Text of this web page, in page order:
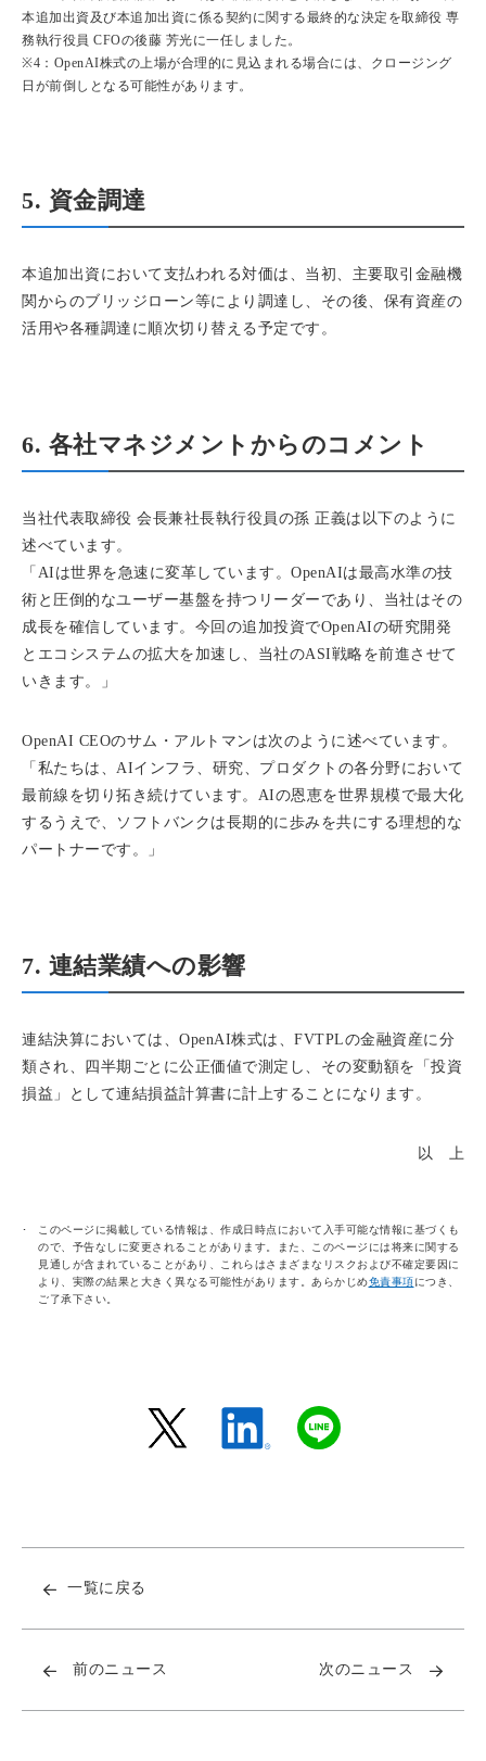
本追加出資及び本追加出資に係る契約に関する最終的な決定を取締役 専
務執行役員 CFOの後藤 芳光に一任しました。
※4：OpenAI株式の上場が合理的に見込まれる場合には、クロージング
日が前倒しとなる可能性があります。
5. 資金調達
本追加出資において支払われる対価は、当初、主要取引金融機
関からのブリッジローン等により調達し、その後、保有資産の
活用や各種調達に順次切り替える予定です。
6. 各社マネジメントからのコメント
当社代表取締役 会長兼社長執行役員の孫 正義は以下のように
述べています。
「AIは世界を急速に変革しています。OpenAIは最高水準の技
術と圧倒的なユーザー基盤を持つリーダーであり、当社はその
成長を確信しています。今回の追加投資でOpenAIの研究開発
とエコシステムの拡大を加速し、当社のASI戦略を前進させて
いきます。」
OpenAI CEOのサム・アルトマンは次のように述べています。
「私たちは、AIインフラ、研究、プロダクトの各分野において
最前線を切り拓き続けています。AIの恩恵を世界規模で最大化
するうえで、ソフトバンクは長期的に歩みを共にする理想的な
パートナーです。」
7. 連結業績への影響
連結決算においては、OpenAI株式は、FVTPLの金融資産に分
類され、四半期ごとに公正価値で測定し、その変動額を「投資
損益」として連結損益計算書に計上することになります。
以 上
このページに掲載している情報は、作成日時点において入手可能な情報に基づくも
ので、予告なしに変更されることがあります。また、このページには将来に関する
見通しが含まれていることがあり、これらはさまざまなリスクおよび不確定要因に
より、実際の結果と大きく異なる可能性があります。あらかじめ免責事項につき、
ご了承下さい。
一覧に戻る
前のニュース 次のニュース